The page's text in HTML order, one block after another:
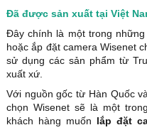
Đã được sản xuất tại Việt
Đây chính là một trong
hoặc ắp đặt camera Wisenet
sử dụng các sản phẩm từ
xuất xứ.
Với nguồn gốc từ Hàn Quốc
chọn Wisenet sẽ là một
khách hàng muốn lắp đặt